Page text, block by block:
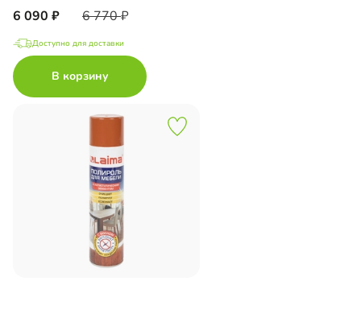
6 090 6 770
Доступно для доставки
В корзину